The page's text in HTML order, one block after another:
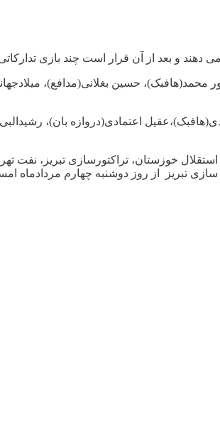
حسین بغلانی(مدافع)،
اعتمادی(دروازه بان)،
تهران، پرسپولیس تهران، استقلال خوزستان،
تبریز از روز دوشنبه چهارم مردادماه